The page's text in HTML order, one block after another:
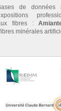
de données
fibres :
minérales